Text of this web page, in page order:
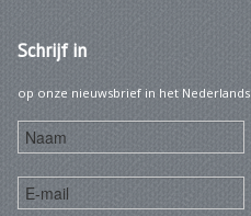
Schrijfin
op onze nieuwsbrief in het Nederlands